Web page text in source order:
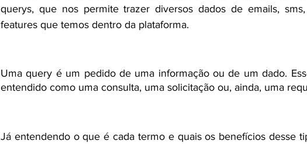
querys, que nos permite trazer diversos dados de emails,
features que temos dentro da plataforma.
Uma query é um pedido de uma informação ou de um dado.
entendido como uma consulta, uma solicitação ou, ainda, uma
Já entendendo o que é cada termo e quais os benefícios desse